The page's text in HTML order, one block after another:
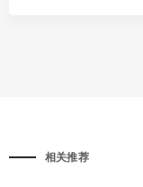
相关推荐